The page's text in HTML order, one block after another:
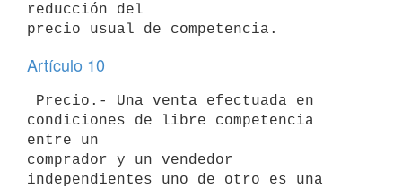
reducción del
Artículo 10
condiciones de libre competencia
entre un
comprador y un vendedor
independientes uno de otro es una